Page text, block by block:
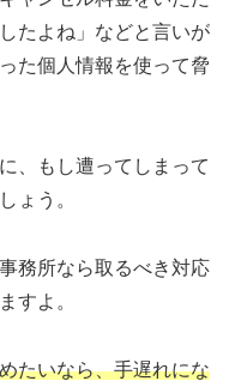
たよね」などと言いが
た個人情報を使って脅
、もし遭ってしまって
ょう。
務所なら取るべき対応
すよ。
たいなら、手遅れにな